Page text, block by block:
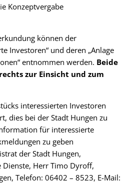
Konzeptvergabe
können der
Investoren“ und deren „Anlage
entnommen werden. Beide
zur Einsicht und zum
interessierten Investoren
dies bei der Stadt Hungen zu
für interessierte
zu geben
der Stadt Hungen,
Dienste, Herr Timo Dyroff,
Telefon: 06402 – 8523, E-Mail: